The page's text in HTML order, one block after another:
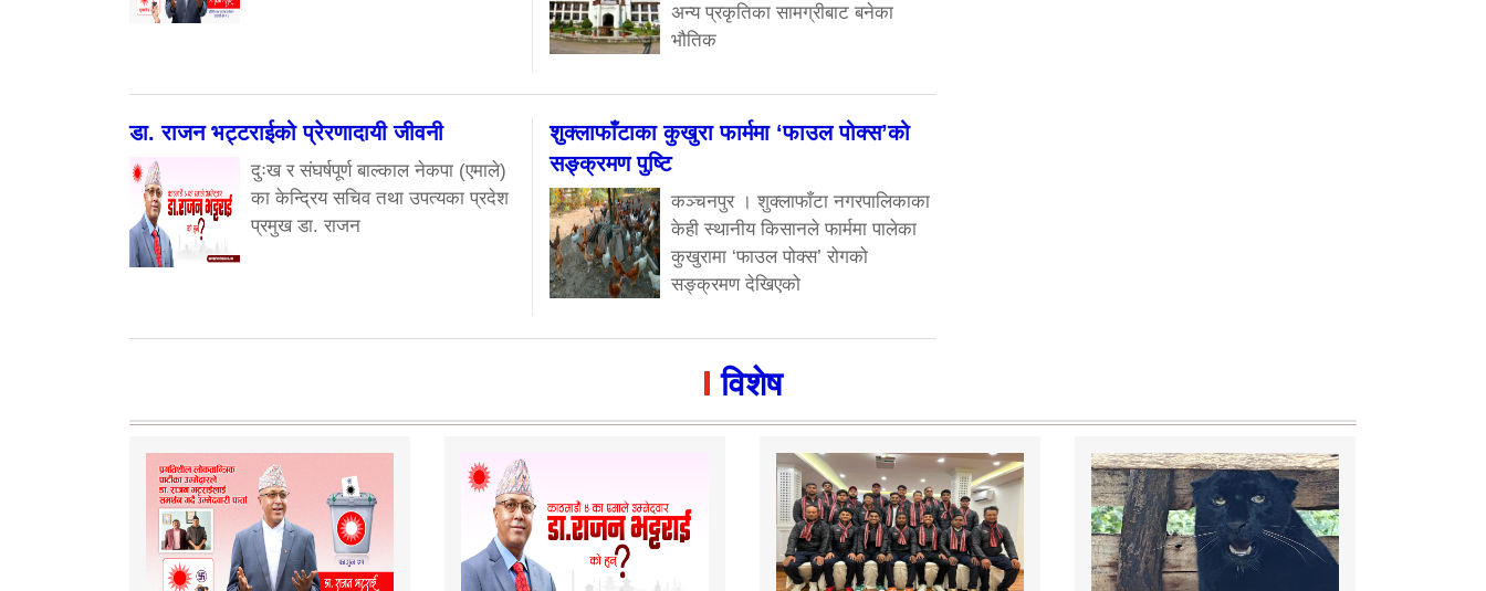
अन्य प्रकृतिका सामग्रीबाट बनेका
भौतिक
डा. राजन भट्टराईको प्रेरणादायी जीवनी
दुःख र संघर्षपूर्ण बाल्काल नेकपा (एमाले)
का केन्द्रिय सचिव तथा उपत्यका प्रदेश
प्रमुख डा. राजन
शुक्लाफाँटाका कुखुरा फार्ममा ‘फाउल पोक्स’को
सङ्क्रमण पुष्टि
कञ्चनपुर । शुक्लाफाँटा नगरपालिकाका
केही स्थानीय किसानले फार्ममा पालेका
कुखुरामा ‘फाउल पोक्स’ रोगको
सङ्क्रमण देखिएको
विशेष